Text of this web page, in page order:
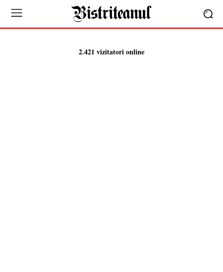
2.421 vizitatori online